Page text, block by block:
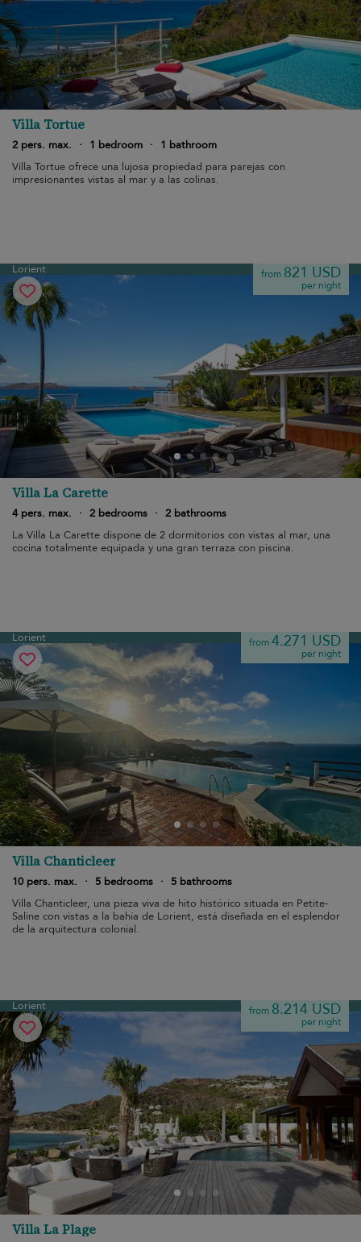
Villa Tortue
2 pers. max. · 1 bedroom ·
1 bathroom
Villa Tortue ofrece una lujosa propiedad para parejas con
impresionantes vistas al mar y a las colinas.
Lorient from 821 USD
per night
Villa La Carette
4 pers. max. · 2 bedrooms · 2 bathrooms
La Villa La Carette dispone de 2 dormitorios con vistas al mar, una
cocina totalmente equipada y una gran terraza con piscina.
Lorient from4.271 USD
per night
Villa Chanticleer
10 pers. max. · 5 bedrooms ·
5 bathrooms
Villa Chanticleer, una pieza viva de hito histórico situada en Petite-
Saline con vistas a la bahía de Lorient, está diseñada en el esplendor
de la arquitectura colonial.
Lorient from 8.214 USD
per night
Villa La Plage